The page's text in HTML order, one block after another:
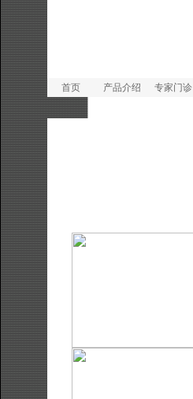
首页 产品介绍 专家门诊